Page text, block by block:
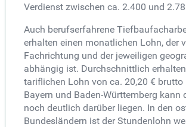
Verdienst zwischen ca. 2.400 und
Auch berufserfahrene
erhalten einen monatlichen Lohn, der
Fachrichtung und der jeweiligen
abhängig ist. Durchschnittlich
tariflichen Lohn von ca. 20,20 € brutto
Bayern und Baden-Württemberg kann
noch deutlich darüber liegen. In den
Bundesländern ist der Stundenlohn